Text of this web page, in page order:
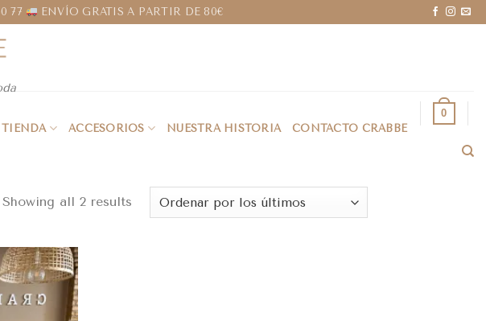
77 ENVÍO GRATIS A PARTIR DE 80€
TIENDA ACCESORIOS NUESTRA HISTORIA CONTACTO CRABBE
0
Showing all 2 results